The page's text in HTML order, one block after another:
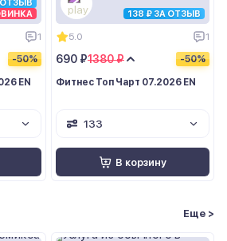
ОТЗЫВ
1
-50%
EN
138 ₽ ЗА ОТЗЫВ
5.0 1
1380 ₽
690 ₽ -50%
Фитнес Топ Чарт 07.2026 EN
133
В корзину
Еще >